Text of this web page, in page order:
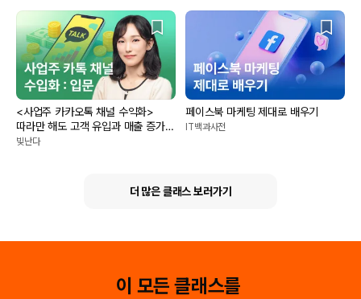
<사업주 카카오톡 채널 수익화>
따라만 해도 고객 유입과 매출 증가!
(입문편)
빛난다
페이스북 마케팅 제대로 배우기
IT백과사전
더 많은 클래스 보러가기
이 모든 클래스를